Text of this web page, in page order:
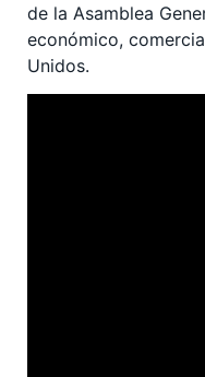
de la Asamblea
económico,
Unidos.